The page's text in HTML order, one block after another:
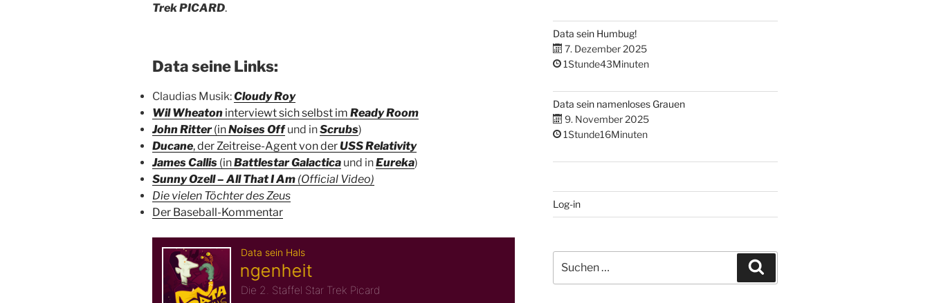
Trek PICARD.
Data seine Links:
Claudias Musik:Cloudy Roy
Wil Wheaton interviewt sich selbst im Ready Room
John Ritter(inNoises Offund inScrubs)
Ducane, der Zeitreise-Agent von derUSS Relativity
James Callis (inBattlestar Galactica und inEureka)
Sunny Ozell – All That I Am (Official Video)
Die vielen Töchter des Zeus
Der Baseball-Kommentar
Data sein Humbug!
7. Dezember 2025
1Stunde43Minuten
Data sein namenloses Grauen
9. November 2025
1Stunde16Minuten
Log-in
nach: